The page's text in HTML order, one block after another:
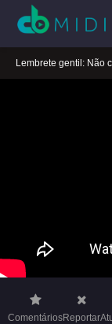
A tocar：Yeluoli 叶罗
ComentáriosReportar